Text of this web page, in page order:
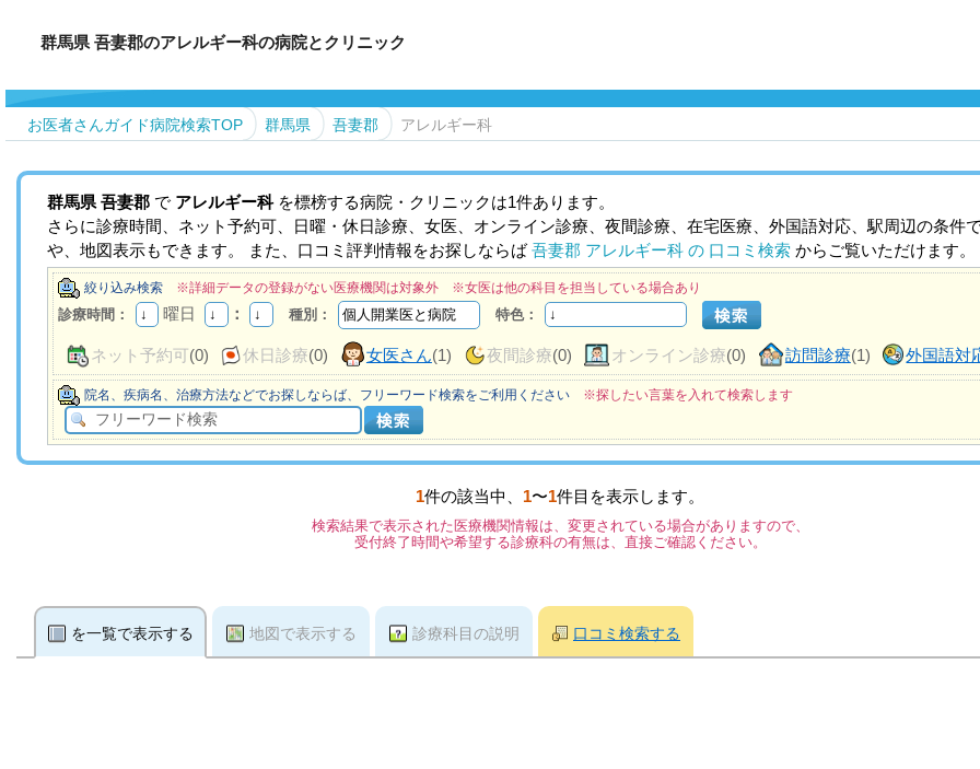
群馬県 吾妻郡のアレルギー科の病院とクリニック
お医者さんガイド病院検索TOP 群馬県 吾妻郡 アレルギー科
群馬県 吾妻郡 で アレルギー科を標榜する病院・クリニックは1件あります。
さらに診療時間、ネット予約可、日曜・休日診療、女医、オンライン診療、夜間診療、在宅医療、外国語対応、駅周辺の条件
や、地図表示もできます。 また、口コミ評判情報をお探しならば吾妻郡 アレルギー科 の 口コミ検索 からご覧いただけます。
絞り込み検索 ※詳細データの登録がない医療機関は対象外 ※女医は他の科目を担当している場合あり
診療時間： 曜日 ： 種別： 特色：
ネット予約可(0) 休日診療(0) 女医さん(1) 夜間診療(0) オンライン診療(0) 訪問診療(1) 外国語対
院名、疾病名、治療方法などでお探しならば、フリーワード検索をご利用ください ※探したい言葉を入れて検索します
1件の該当中、 1〜1件目を表示します。
検索結果で表示された医療機関情報は、変更されている場合がありますので、
受付終了時間や希望する診療科の有無は、直接ご確認ください。
を一覧で表示する 地図で表示する 診療科目の説明 口コミ検索する